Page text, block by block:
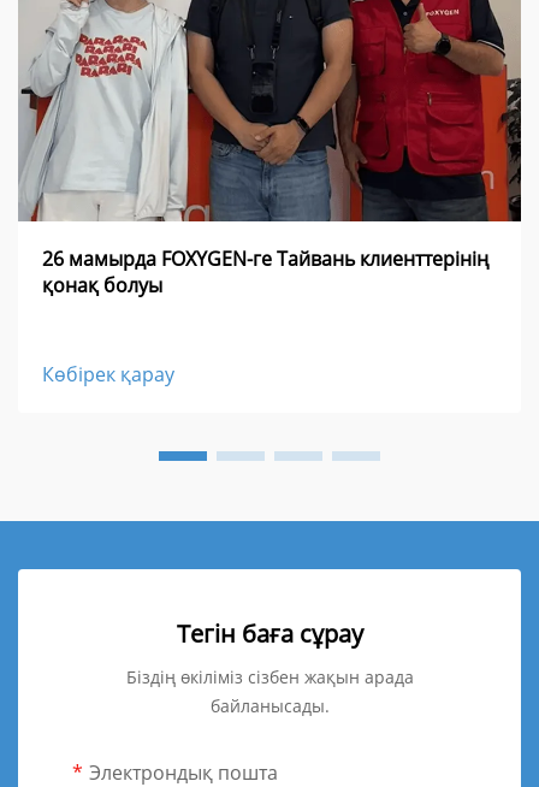
26 мамырда FOXYGEN-ге Тайвань клиенттерінің
қонақ болуы
Көбірек қарау
Тегін баға сұрау
Біздің өкіліміз сізбен жақын арада
байланысады.
Электрондық пошта